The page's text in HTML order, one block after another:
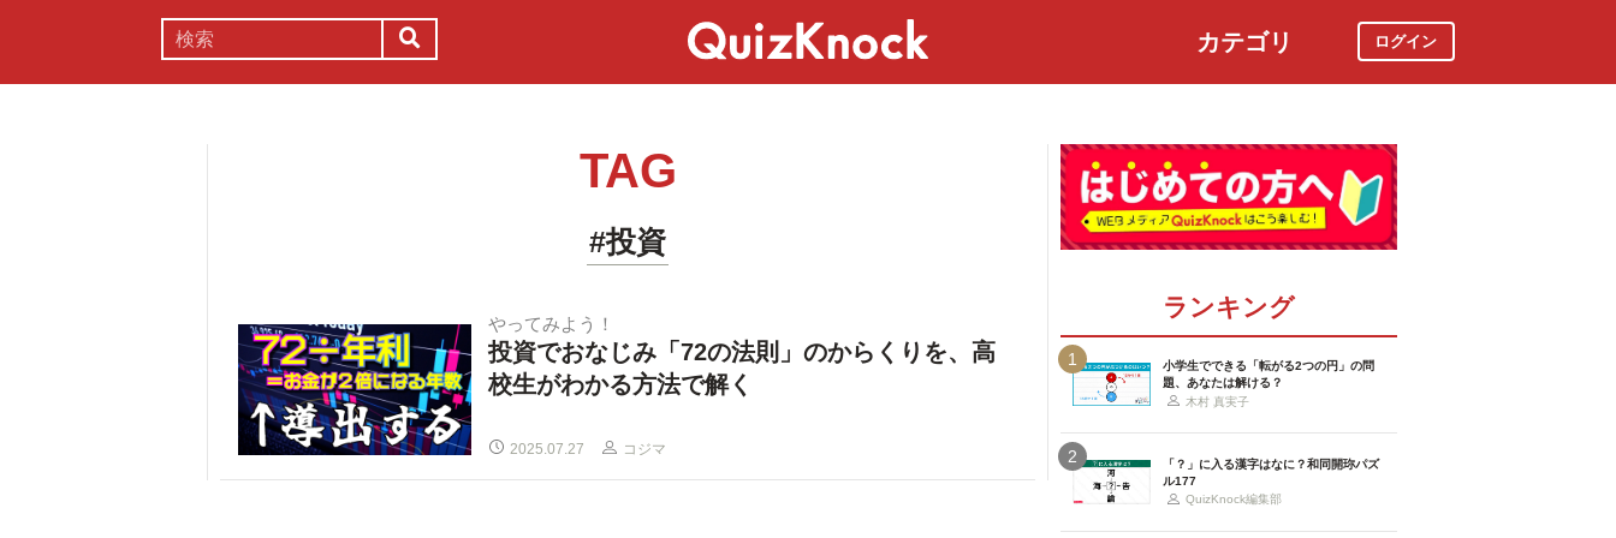
カテゴリ ログイン
TAG
#投資
やってみよう！
投資でおなじみ「72の法則」のからくりを、高
校生がわかる方法で解く
2025.07.27 コジマ
ランキング
1
小学生でできる「転がる2つの円」の問
題、あなたは解ける？
木村 真実子
2
「？」に入る漢字はなに？和同開珎パズ
ル177
QuizKnock編集部